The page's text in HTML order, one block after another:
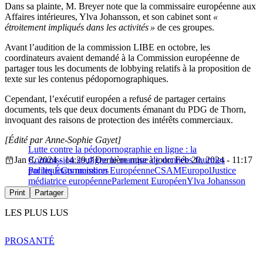
Dans sa plainte, M. Breyer note que la commissaire européenne aux
Affaires intérieures, Ylva Johansson, et son cabinet sont «
étroitement impliqués dans les activités » de ces groupes.
Avant l’audition de la commission LIBE en octobre, les
coordinateurs avaient demandé à la Commission européenne de
partager tous les documents de lobbying relatifs à la proposition de
texte sur les contenus pédopornographiques.
Cependant, l’exécutif européen a refusé de partager certains
documents, tels que deux documents émanant du PDG de Thorn,
invoquant des raisons de protection des intérêts commerciaux.
Lutte contre la pédopornographie en ligne : la
Commission souligne le manque de données fournies
par les États membres
[Édité par Anne-Sophie Gayet]
Jan 8, 2024 - 14:29
Dernière mise à jour: Feb 20, 2024 - 11:17
PolitiqueCommission EuropéenneCSAMEuropolJustice
médiatrice européenneParlement EuropéenYlva Johansson
Print Partager
LES PLUS LUS
PROSANTÉ